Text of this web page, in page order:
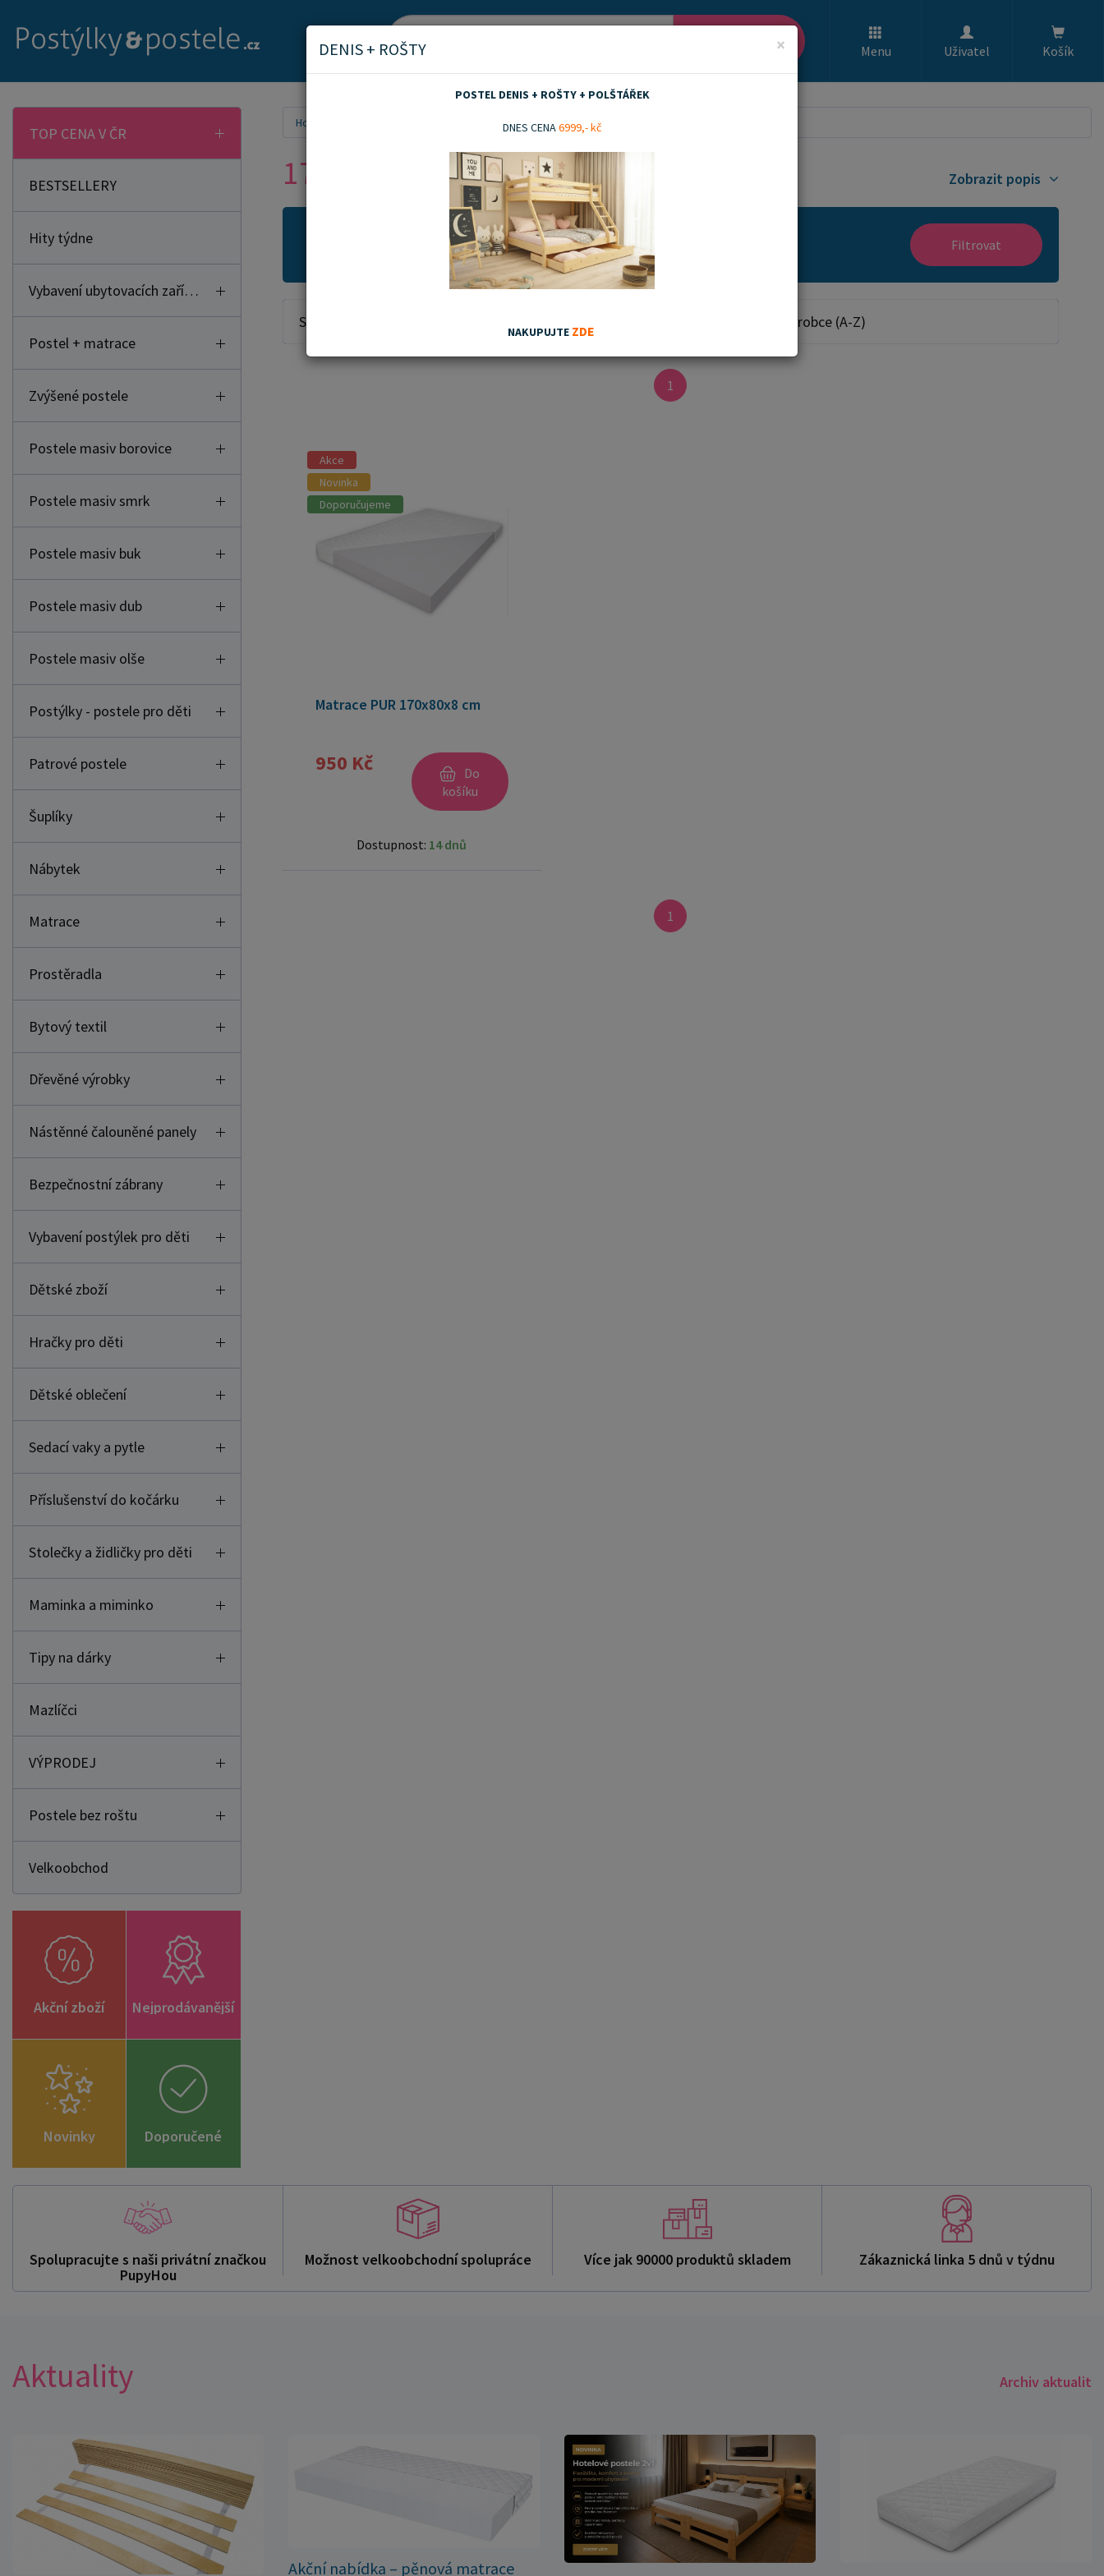
Menu Uživatel Košík
TOP CENA V ČR
BESTSELLERY
Hity týdne
Vybavení ubytovacích zařízení
Postel + matrace
Zvýšené postele
Postele masiv borovice
Postele masiv smrk
Postele masiv buk
Postele masiv dub
Postele masiv olše
Postýlky - postele pro děti
Patrové postele
Šuplíky
Nábytek
Matrace
Prostěradla
Bytový textil
Dřevěné výrobky
Nástěnné čalouněné panely
Bezpečnostní zábrany
Vybavení postýlek pro děti
Dětské zboží
Hračky pro děti
Dětské oblečení
Sedací vaky a pytle
Příslušenství do kočárku
Stolečky a židličky pro děti
Maminka a miminko
Tipy na dárky
Mazlíčci
VÝPRODEJ
Postele bez roštu
Velkoobchod
Akční zboží Nejprodávanější
Novinky
Doporučené
zboží
Home
170x80 Zobrazit popis
Akční zboží Doporučujeme Filtrovat
Seřadit od: Dle výrobce (A-Z)
1
Akce
Novinka
Doporučujeme
Matrace PUR 170x80x8 cm
950 Kč
Do
košíku
Dostupnost: 14 dnů
1
Spolupracujte s naši privátní značkou
PupyHou
Možnost velkoobchodní spolupráce Více jak 90000 produktů skladem Zákaznická linka 5 dnů v týdnu
Aktuality Archiv aktualit
Akční nabídka – pěnová matrace
×
DENIS + ROŠTY
POSTEL DENIS + ROŠTY + POLŠTÁŘEK
DNES CENA6999,- kč
NAKUPUJTE ZDE